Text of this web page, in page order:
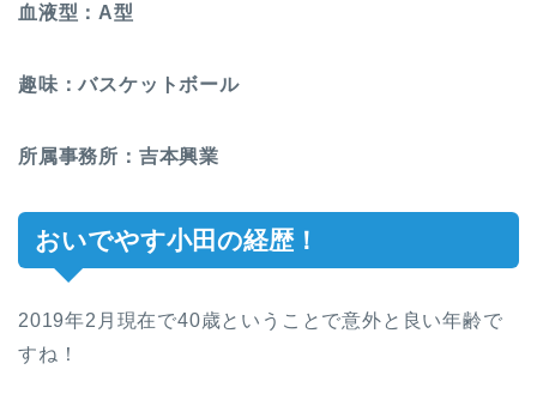
血液型：A型
趣味：バスケットボール
所属事務所：吉本興業
おいでやす小田の経歴！
2019年2月現在で40歳ということで意外と良い年齢で
すね！